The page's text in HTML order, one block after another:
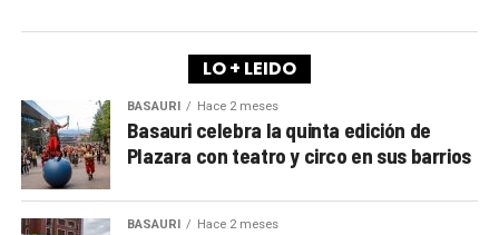
LO + LEIDO
BASAURI Hace 2 meses
Basauri celebra la quinta edición de
Plazara con teatro y circo en sus barrios
BASAURI Hace 2 meses